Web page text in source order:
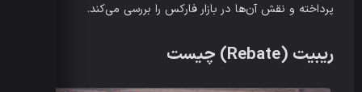
پرداخته و نقش آن‌ها در بازار فارکس را بررسی می‌کند.
ریبیت (Rebate) چیست